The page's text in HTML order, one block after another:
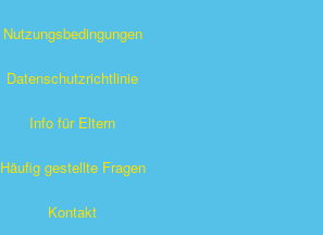
Nutzungsbedingungen
Datenschutzrichtlinie
Info für Eltern
Häufig gestellte Fragen
Kontakt